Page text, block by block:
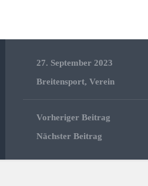
27. September 2023
Breitensport,Verein
Vorheriger Beitrag
Nächster Beitrag